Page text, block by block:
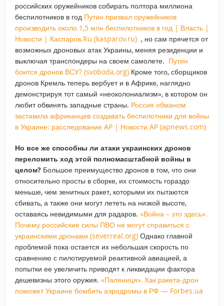
российских оружейников собирать полтора миллиона
беспилотников в год Путин призвал оружейников
производить около 1,5 млн беспилотников в год | Власть |
Новости | Каспаров.Ru (kasparov.ru), но сам прячется от
возможных дроновых атак Украины, меняя резиденции и
выключая транспондеры на своем самолете. Путин
боится дронов ВСУ? (svoboda.org)Кроме того, сборщиков
дронов Кремль теперь вербует и в Африке, наглядно
демонстрируя тот самый «неоколониализм», в котором он
любит обвинять западные страны. Россия обманом
заставила африканцев создавать беспилотники для войны
в Украине: расследование AP | Новости AP (apnews.com)
Но все же способны ли атаки украинских дронов
переломить ход этой полномасштабной войны в
целом?Большое преимущество дронов в том, что они
относительно просты в сборке, их стоимость гораздо
меньше, чем зенитных ракет, которыми их пытаются
сбивать, а также они могут лететь на низкой высоте,
оставаясь невидимыми для радаров. «Война – это здесь».
Почему российские силы ПВО не могут справиться с
украинскими дронами (severreal.org)Однако главной
проблемой пока остается их небольшая скорость по
сравнению с пилотируемой реактивной авиацией, а
попытки ее увеличить приводят к ликвидации фактора
дешевизны этого оружия. «Паляниця». Как ракета-дрон
поможет Украине бомбить аэродромы в РФ — Forbes.ua